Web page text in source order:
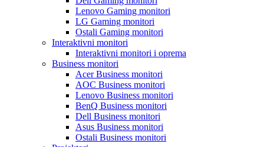
Lenovo Gaming monitori
LG Gaming monitori
Ostali Gaming monitori
Interaktivni monitori
Interaktivni monitori i oprema
Business monitori
Acer Business monitori
AOC Business monitori
Lenovo Business monitori
BenQ Business monitori
Dell Business monitori
Asus Business monitori
Ostali Business monitori